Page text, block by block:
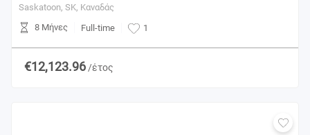
Saskatoon, SK, Καναδάς
8 Μήνες
Full-time 1
€12,123.96 /έτος